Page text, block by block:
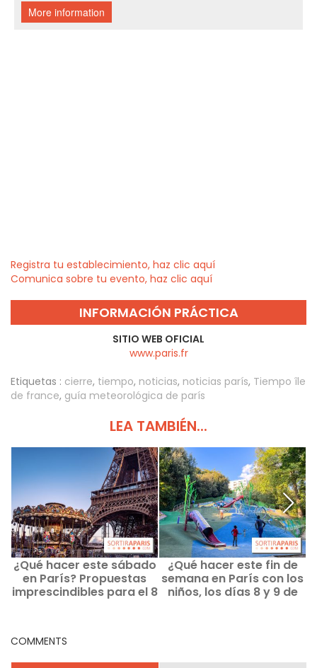
Registra tu establecimiento, haz clic aquí
Comunica sobre tu evento, haz clic aquí
INFORMACIÓN PRÁCTICA
SITIO WEB OFICIAL
www.paris.fr
Etiquetas : cierre, tiempo, noticias, noticias parís, Tiempo île
de france, guía meteorológica de parís
LEA TAMBIÉN...
¿Qué hacer este sábado
en París? Propuestas
imprescindibles para el 8
¿Qué hacer este fin de
semana en París con los
niños, los días 8 y 9 de
COMMENTS